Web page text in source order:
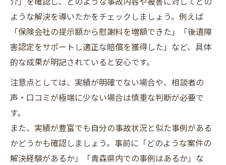
交通事故解決で損害賠償増額を目指す視点
後遺障害等級認定に強い弁護士選びのヒント
交通事故後遺障害認定に強い弁護士の見極
め方
理由
交通事故に詳しい弁護士と認定手続きの関
係
交通事故被害者支援で注目すべき弁護士特
ような解決を導いたかをチェックしましょう。例えば
「保険会社の提示額から慰謝料を増額できた」「後遺障
害認定をサポートし適正な賠償を獲得した」など、具体
的な成果が明記されていると安心です。
注意点としては、実績が明確でない場合や、相談者の
声・口コミが極端に少ない場合は慎重な判断が必要で
す。
また、実績が豊富でも自分の事故状況と似た事例がある
かどうかも確認しましょう。事前に「どのような案件の
解決経験があるか」「青森県内での事例はあるか」な